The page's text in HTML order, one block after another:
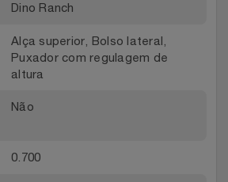
Dino Ranch
Alça superior, Bolso lateral,
Puxador com regulagem de
altura
Não
0.700